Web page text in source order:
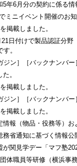
年6月分の契約に係る情
ミニイベント開催のお
掲載しました。
21日付けで製品認証分
。
ジン］［バックナンバー
。
掲載しました。
ジン］［バックナンバー
掲載しました。
情報（物品・役務等）
務省通知に基づく情報
関見学デー「マフ塾
体職員等研修（横浜事